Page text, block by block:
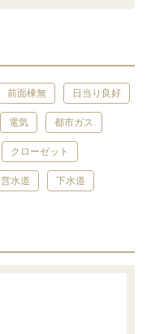
前面棟無 日当り良好
電気 都市ガス
クローゼット
水道 下水道